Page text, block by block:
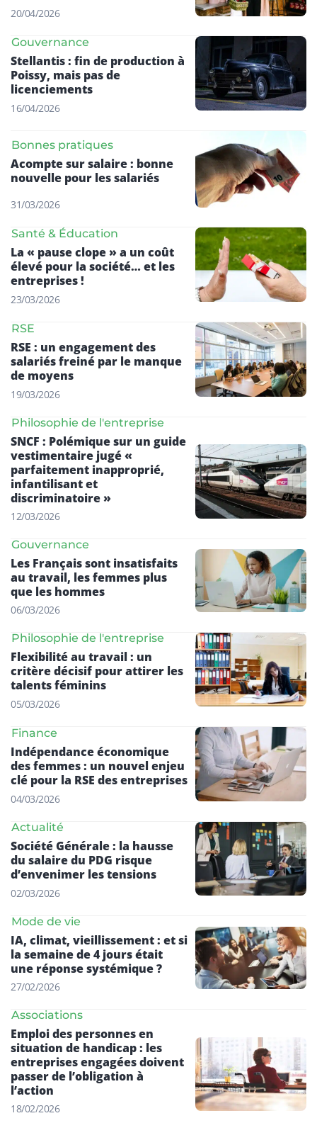
20/04/2026
Gouvernance
Stellantis : fin de production à
Poissy, mais pas de
licenciements
16/04/2026
Bonnes pratiques
Acompte sur salaire : bonne
nouvelle pour les salariés
31/03/2026
Santé & Éducation
La « pause clope » a un coût
élevé pour la société… et les
entreprises !
23/03/2026
RSE
RSE : un engagement des
salariés freiné par le manque
de moyens
19/03/2026
Philosophie de l'entreprise
SNCF : Polémique sur un guide
vestimentaire jugé «
parfaitement inapproprié,
infantilisant et
discriminatoire »
12/03/2026
Gouvernance
Les Français sont insatisfaits
au travail, les femmes plus
que les hommes
06/03/2026
Philosophie de l'entreprise
Flexibilité au travail : un
critère décisif pour attirer les
talents féminins
05/03/2026
Finance
Indépendance économique
des femmes : un nouvel enjeu
clé pour la RSE des entreprises
04/03/2026
Actualité
Société Générale : la hausse
du salaire du PDG risque
d’envenimer les tensions
02/03/2026
Mode de vie
IA, climat, vieillissement : et si
la semaine de 4 jours était
une réponse systémique ?
27/02/2026
Associations
Emploi des personnes en
situation de handicap : les
entreprises engagées doivent
passer de l’obligation à
l’action
18/02/2026